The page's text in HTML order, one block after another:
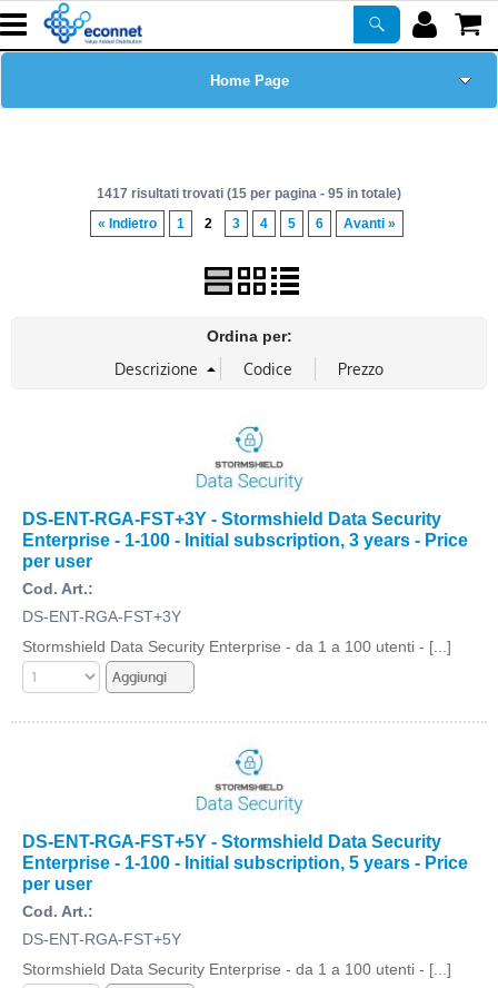
Home Page
Prodotti
Certificazioni
Newsletter
PROMO ATTIVE
1417 risultati trovati (15 per pagina - 95 in totale)
« Indietro
1 2 3 4 5 6 Avanti »
Ordina per:
DS-ENT-RGA-FST+3Y - Stormshield Data Security
Enterprise - 1-100 - Initial subscription, 3 years - Price
per user
Cod. Art.:
DS-ENT-RGA-FST+3Y
Stormshield Data Security Enterprise - da 1 a 100 utenti - [...]
DS-ENT-RGA-FST+5Y - Stormshield Data Security
Enterprise - 1-100 - Initial subscription, 5 years - Price
per user
Cod. Art.:
DS-ENT-RGA-FST+5Y
Stormshield Data Security Enterprise - da 1 a 100 utenti - [...]